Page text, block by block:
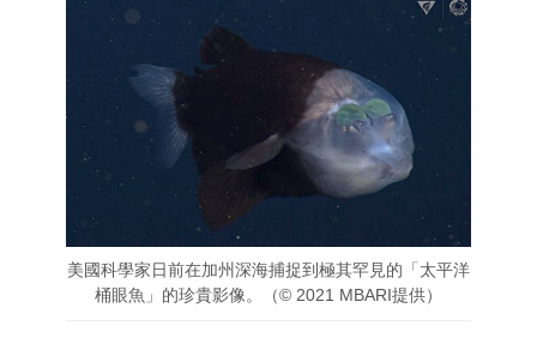
美國科學家日前在加州深海捕捉到極其罕見的「太平洋
桶眼魚」的珍貴影像。（© 2021 MBARI提供）